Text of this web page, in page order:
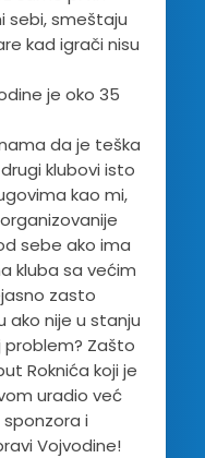
sebi, smeštaju
kad igrači nisu
je oko 35
da je teška
klubovi isto
kao mi,
sebe ako ima
kluba sa većim
zasto
ako nije u stanju
problem? Zašto
Roknića koji je
uradio već
i
Vojvodine!